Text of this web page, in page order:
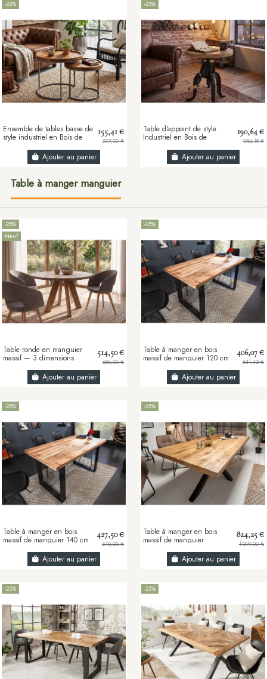
-25%
Ensemble de tables basse de
style industriel en Bois de
155,41 €
207,22 €
Ajouter au panier
-25%
Table d'appoint de style
Industriel en Bois de
(45-62) cm
190,64 €
254,18 €
Ajouter au panier
Table à manger manguier
-25%
Neuf
Table ronde en manguier
massif — 3 dimensions
514,50 €
686,00 €
Ajouter au panier
-25%
Table à manger en bois
massif de manguier 120 cm
bois massif...
406,07 €
541,43 €
Ajouter au panier
-25%
Table à manger en bois
massif de manguier 140 cm
bois massif...
427,50 €
570,00 €
Ajouter au panier
-25%
Table à manger en bois
massif de manguier
pied Mikado métal noir
824,25 €
1 099,00 €
Ajouter au panier
-25% -25%